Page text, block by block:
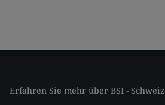
Erfahren Sie mehr über BSI - Schweiz